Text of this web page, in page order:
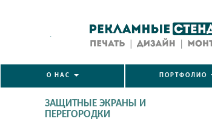
.
О НАС ПОРТФОЛИО
ЗАЩИТНЫЕ ЭКРАНЫ И
ПЕРЕГОРОДКИ